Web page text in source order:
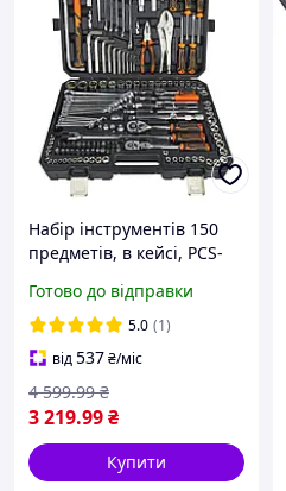
Набір інструментів 150
предметів, в кейсі, PCS-
торцевих головок / Набір
ключів для авто
Готово до відправки
5.0 (1)
від537₴/міс
3 219.99₴
4 599.99 ₴
Купити